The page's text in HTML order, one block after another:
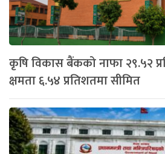
कृषि विकास बैंकको नाफा २९.५२
क्षमता ६.५४ प्रतिशतमा सीमित